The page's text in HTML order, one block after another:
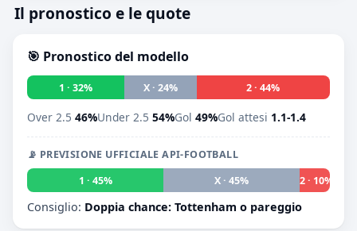
Il pronostico e le quote
🎯 Pronostico del modello
1 · 32% X · 24% 2 · 44%
Over 2.5 46%Under 2.5 54%Gol 49%Gol attesi 1.1-1.4
📡 PREVISIONE UFFICIALE API-FOOTBALL
1 · 45%
X · 45% 2 · 10%
Consiglio: Doppia chance: Tottenham o pareggio